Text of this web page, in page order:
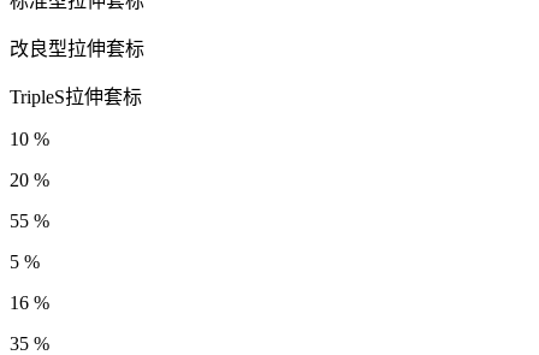
改良型拉伸套标
TripleS拉伸套标
10 %
20 %
55 %
5 %
16 %
35 %